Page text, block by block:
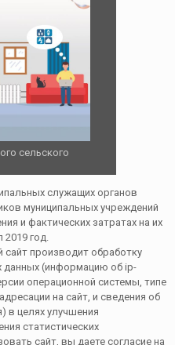
сельского
производит обработку
данных (информацию об ip-
операционной системы, типе
на сайт, и сведения об
в целях улучшения
статистических
сайт, вы даете согласие на